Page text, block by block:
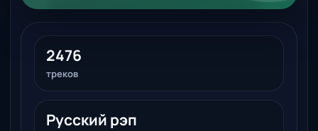
2476
треков
Русский рэп